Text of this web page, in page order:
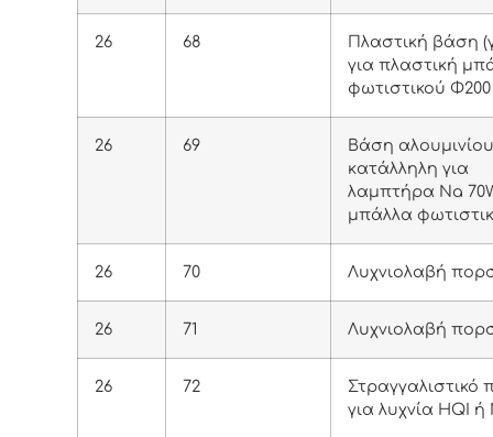
26 68
Πλαστική βάση
για πλαστική
φωτιστικού Φ200
26 69
Βάση
κατάλληλη για
λαμπτήρα Na
μπάλλα
26 70 Λυχνιολαβή
26 71 Λυχνιολαβή
26 72
Στραγγαλιστικό
για λυχνία HQI